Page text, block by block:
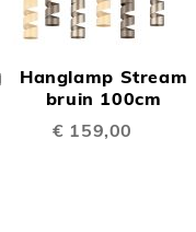
Hanglamp Stream
bruin 100cm
€ 159,00
Winkelwagen
TE